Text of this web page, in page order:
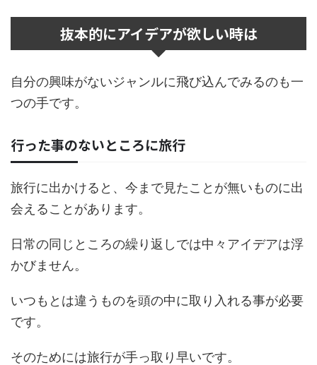
抜本的にアイデアが欲しい時は
自分の興味がないジャンルに飛び込んでみるのも一
つの手です。
行った事のないところに旅行
旅行に出かけると、今まで見たことが無いものに出
会えることがあります。
日常の同じところの繰り返しでは中々アイデアは浮
かびません。
いつもとは違うものを頭の中に取り入れる事が必要
です。
そのためには旅行が手っ取り早いです。